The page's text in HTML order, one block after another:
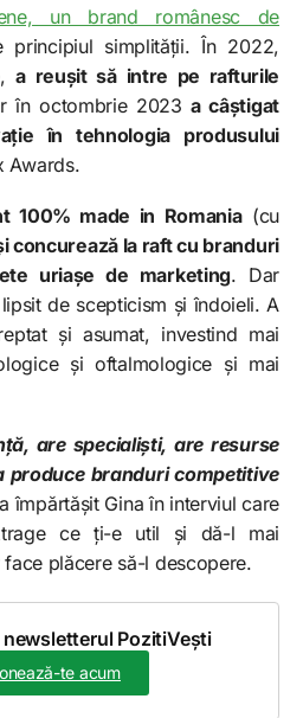
un brand românesc de
simplității. În 2022,
a reușit să intre pe rafturile
în octombrie 2023a câștigat
în tehnologia produsului
Awards.
100% made in Romania(cu
concurează la raft cu branduri
uriașe de marketing. Dar
de scepticism și îndoieli. A
și asumat, investind mai
și oftalmologice și mai
are specialiști, are resurse
produce branduri competitive
împărtășit Gina în interviul care
ce ți-e util și dă-l mai
plăcere să-l descopere.
PozitiVești
te acum